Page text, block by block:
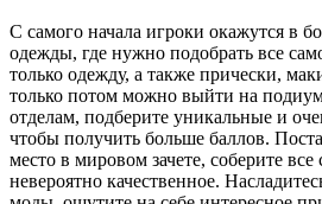
С самого начала игроки окажутся в
одежды, где нужно подобрать все
только одежду, а также прически,
только потом можно выйти на
отделам, подберите уникальные и
чтобы получить больше баллов.
место в мировом зачете, соберите
невероятно качественное.